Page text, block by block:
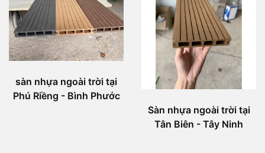
sàn nhựa ngoài trời tại
Phú Riềng - Bình Phước
Sàn nhựa ngoài trời tại
Tân Biên - Tây Ninh